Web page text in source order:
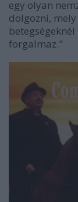
egy olyan
dolgozni,
forgalmaz."